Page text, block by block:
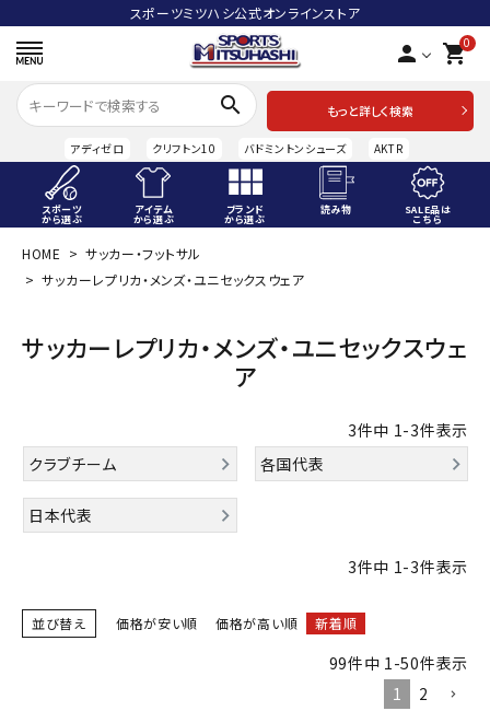
スポーツミツハシ公式オンラインストア
person 0
shopping_cart
search
もっと詳しく検索
アディゼロ クリフトン10 バドミントンシューズ AKTR
スポーツ
から選ぶ
アイテム
から選ぶ
ブランド
から選ぶ
読み物 SALE品は
こちら
ACCOUNT MENU
ようこそ ゲスト 様
meeting_room ログイン person 会員登録
アイテムから選ぶ
ブランドから選ぶ
INFORMATIOM
HOME
サッカー・フットサル
サッカーレプリカ・メンズ・ユニセックスウェア
サッカーレプリカ・メンズ・ユニセックスウェ
ア
3件中 1-3件表示
クラブチーム
各国代表
日本代表
3件中 1-3件表示
並び替え 価格が安い順 価格が高い順 新着順
99件中 1-50件表示
1
2